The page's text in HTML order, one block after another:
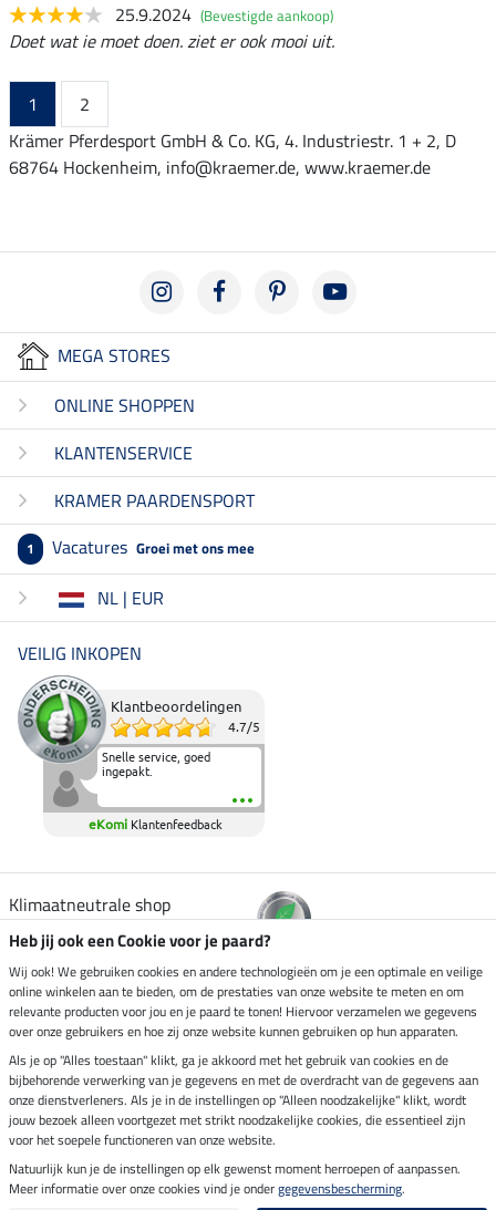
25.9.2024 (Bevestigde aankoop)
Doet wat ie moet doen. ziet er ook mooi uit.
1
2
Krämer Pferdesport GmbH & Co. KG, 4. Industriestr. 1 + 2, D
68764 Hockenheim, info@kraemer.de, www.kraemer.de
MEGA STORES
ONLINE SHOPPEN
KLANTENSERVICE
KRAMER PAARDENSPORT
1 Vacatures Groei met ons mee
NL | EUR
VEILIG INKOPEN
Klantbeoordelingen
4.7/5
Snelle service, goed
ingepakt.
eKomi Klantenfeedback
Klimaatneutrale shop
Verzending per
Veilig betalen met
Impressum
Laatste update op 06.08.2026 om 14:39 uur
Heb jij ook een Cookie voor je paard?
Wij ook! We gebruiken cookies en andere technologieën om je een optimale en veilige
online winkelen aan te bieden, om de prestaties van onze website te meten en om
relevante producten voor jou en je paard te tonen! Hiervoor verzamelen we gegevens
over onze gebruikers en hoe zij onze website kunnen gebruiken op hun apparaten.
Als je op "Alles toestaan" klikt, ga je akkoord met het gebruik van cookies en de
bijbehorende verwerking van je gegevens en met de overdracht van de gegevens aan
onze dienstverleners. Als je in de instellingen op "Alleen noodzakelijke" klikt, wordt
jouw bezoek alleen voortgezet met strikt noodzakelijke cookies, die essentieel zijn
voor het soepele functioneren van onze website.
Natuurlijk kun je de instellingen op elk gewenst moment herroepen of aanpassen.
Meer informatie over onze cookies vind je ondergegevensbescherming.